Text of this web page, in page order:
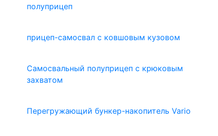
полуприцеп
прицеп-самосвал с ковшовым кузовом
Самосвальный полуприцеп с крюковым
захватом
Перегружающий бункер-накопитель Vario